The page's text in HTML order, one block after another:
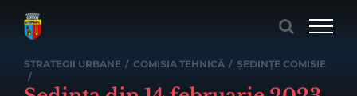
STRATEGII URBANE / COMISIA TEHNICĂ / ȘEDINȚE COMISIE
/